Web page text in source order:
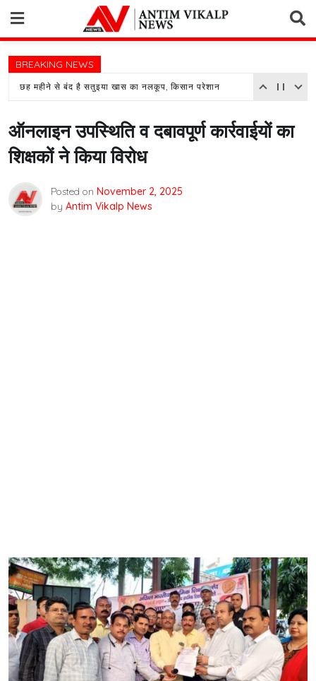
content
BREAKING NEWS
छह महीने से बंद है सतुइया खास का नलकूप, किसान परेशान
ऑनलाइन उपस्थिति व दबावपूर्ण कार्रवाईयों का
शिक्षकों ने किया विरोध
Posted on November 2, 2025
by Antim Vikalp News